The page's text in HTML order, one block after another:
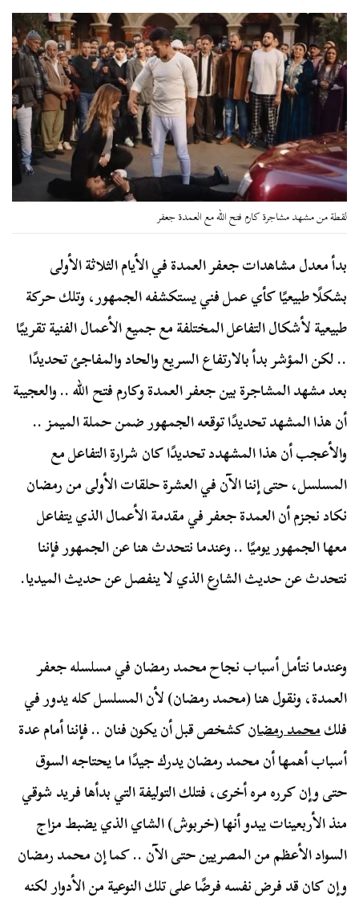
لقطة من مشهد مشاجرة كارم فتح الله مع العمدة جعفر
بدأ معدل مشاهدات جعفر العمدة في الأيام الثلاثة الأولى
بشكلًا طبيعيًا كأي عمل فني يستكشفه الجمهور، وتلك حركة
طبيعية لأشكال التفاعل المختلفة مع جميع الأعمال الفنية تقريبًا
.. لكن المؤشر بدأ بالارتفاع السريع والحاد والمفاجئ تحديدًا
بعد مشهد المشاجرة بين جعفر العمدة وكارم فتح الله .. والعجيبة
أن هذا المشهد تحديدًا توقعه الجمهور ضمن حملة الميمز ..
والأعجب أن هذا المشهدد تحديدًا كان شرارة التفاعل مع
المسلسل، حتى إننا الآن في العشرة حلقات الأولى من رمضان
نكاد نجزم أن العمدة جعفر في مقدمة الأعمال الذي يتفاعل
معها الجمهور يوميًا .. وعندما نتحدث هنا عن الجمهور فإننا
نتحدث عن حديث الشارع الذي لا ينفصل عن حديث الميديا.
وعندما نتأمل أسباب نجاح محمد رمضان في مسلسله جعفر
العمدة، ونقول هنا (محمد رمضان) لأن المسلسل كله يدور في
فلكمحمد رمضانكشخص قبل أن يكون فنان .. فإننا أمام عدة
أسباب أهمها أن محمد رمضان يدرك جيدًا ما يحتاجه السوق
حتى وإن كرره مره أخرى، فتلك التوليفة التي بدأها فريد شوقي
منذ الأربعينات يبدو أنها (خربوش) الشاي الذي يضبط مزاج
السواد الأعظم من المصريين حتى الآن .. كما إن محمد رمضان
وإن كان قد فرض نفسه فرضًا على تلك النوعية من الأدوار لكنه